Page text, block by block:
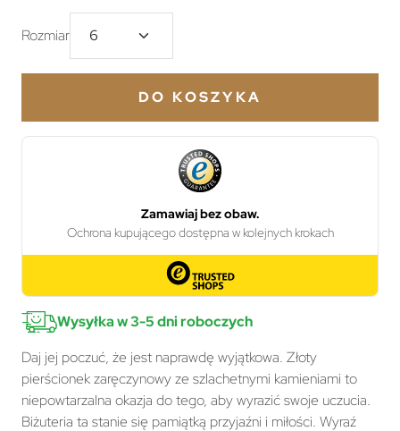
Rozmiar
DO KOSZYKA
Wysyłka w 3-5 dni roboczych
Daj jej poczuć, że jest naprawdę wyjątkowa. Złoty
pierścionek zaręczynowy ze szlachetnymi kamieniami to
niepowtarzalna okazja do tego, aby wyrazić swoje uczucia.
Biżuteria ta stanie się pamiątką przyjaźni i miłości. Wyraź